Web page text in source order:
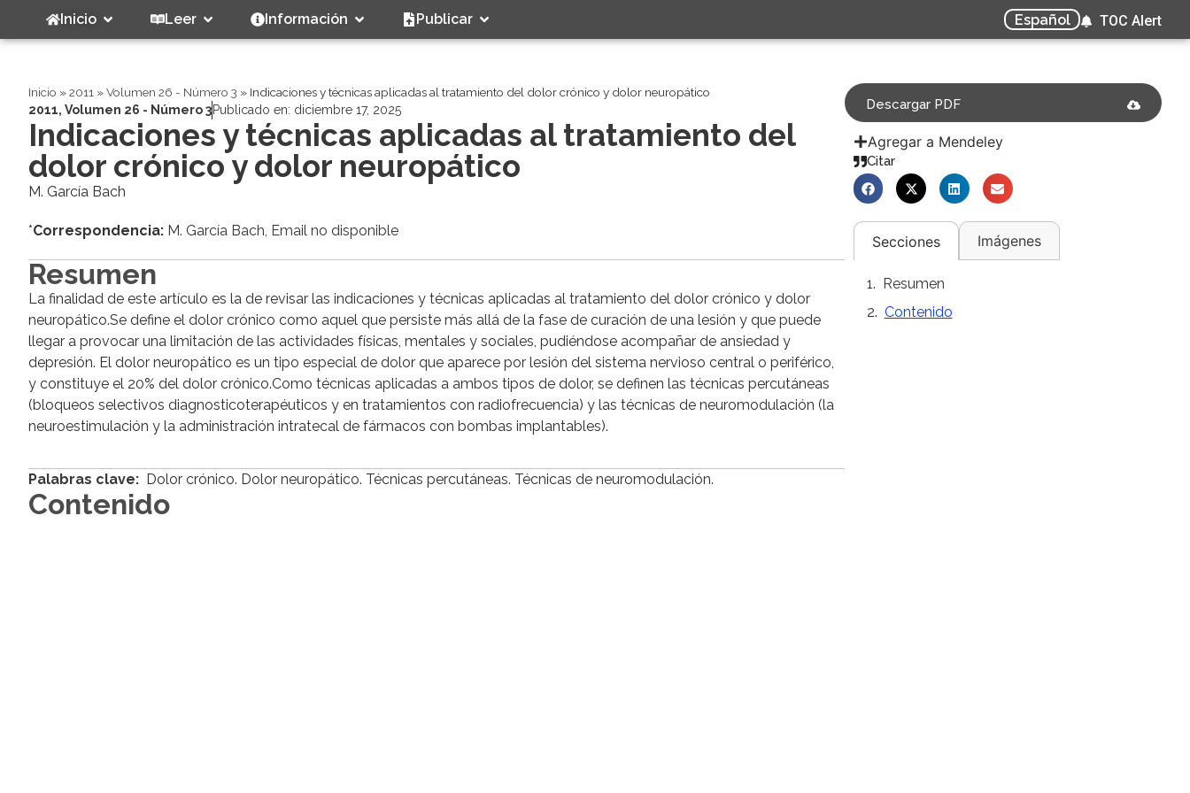
Inicio Leer Información Publicar Español TOC Alert
Inicio »2011 »Volumen 26 - Número 3 » Indicaciones y técnicas aplicadas al tratamiento del dolor crónico y dolor neuropático
2011, Volumen 26 - Número 3Publicado en: diciembre 17, 2025
Indicaciones y técnicas aplicadas al tratamiento del
dolor crónico y dolor neuropático
M. García Bach
*Correspondencia: M. García Bach, Email no disponible
Resumen
La finalidad de este artículo es la de revisar las indicaciones y técnicas aplicadas al tratamiento del dolor crónico y dolor
neuropático.Se define el dolor crónico como aquel que persiste más allá de la fase de curación de una lesión y que puede
llegar a provocar una limitación de las actividades físicas, mentales y sociales, pudiéndose acompañar de ansiedad y
depresión. El dolor neuropático es un tipo especial de dolor que aparece por lesión del sistema nervioso central o periférico,
y constituye el 20% del dolor crónico.Como técnicas aplicadas a ambos tipos de dolor, se definen las técnicas percutáneas
(bloqueos selectivos diagnosticoterapéuticos y en tratamientos con radiofrecuencia) y las técnicas de neuromodulación (la
neuroestimulación y la administración intratecal de fármacos con bombas implantables).
Palabras clave: Dolor crónico. Dolor neuropático. Técnicas percutáneas. Técnicas de neuromodulación.
Contenido
Descargar PDF
Agregar a Mendeley
Citar
Secciones Imágenes
Resumen
Contenido